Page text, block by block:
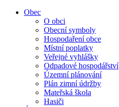
Obec
O obci
Obecní symboly
Hospodaření obce
Místní poplatky
Veřejné vyhlášky
Odpadové hospodářství
Územní plánování
Plán zimní údržby
Mateřská škola
Hasiči